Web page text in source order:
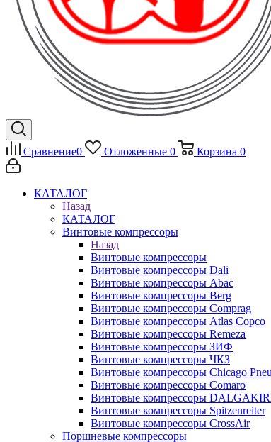
Сравнение0 Отложенные 0 Корзина 0
КАТАЛОГ
Назад
КАТАЛОГ
Винтовые компрессоры
Назад
Винтовые компрессоры
Винтовые компрессоры Dali
Винтовые компрессоры Abac
Винтовые компрессоры Berg
Винтовые компрессоры Comprag
Винтовые компрессоры Atlas Copco
Винтовые компрессоры Remeza
Винтовые компрессоры ЗИФ
Винтовые компрессоры ЧКЗ
Винтовые компрессоры Chicago
Винтовые компрессоры Comaro
Винтовые компрессоры
Винтовые компрессоры Spitzenreiter
Винтовые компрессоры CrossAir
Поршневые компрессоры